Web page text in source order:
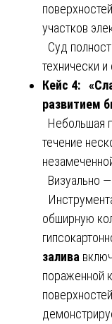
участков
Суд
технически
Кейс 4:
развитием
Небольшая
течение
Визуально
обширную
залива
пораженной